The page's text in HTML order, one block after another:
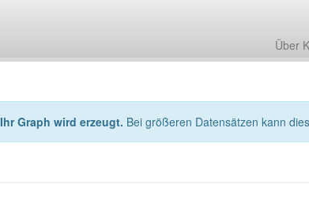
Über
Ihr Graph wird erzeugt. Bei größeren Datensätzen kann